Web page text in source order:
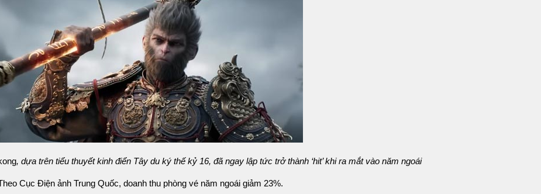
, dựa trên tiểu thuyết kinh điển Tây du ký thế kỷ 16, đã ngay lập tức trở thành ‘hit’ khi ra mắt vào năm ngoái
Cục Điện ảnh Trung Quốc, doanh thu phòng vé năm ngoái giảm 23%.